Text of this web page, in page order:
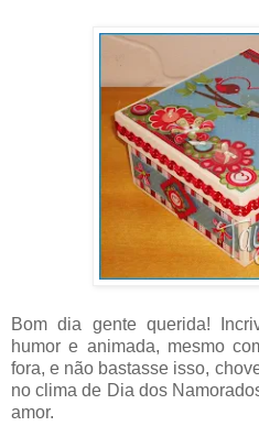
Bom dia gente querida!
humor e animada, mesmo
fora, e não bastasse isso,
no clima de Dia dos
amor.